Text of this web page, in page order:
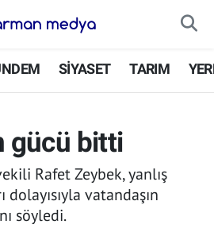
SİYASET TARIM
gücü bitti
Rafet Zeybek, yanlış
vatandaşın
söyledi.
Haritası
ve Fikstür